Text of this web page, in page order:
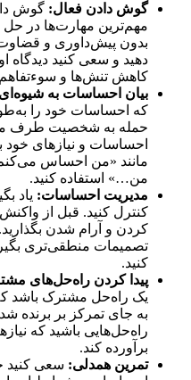
گوش دادن فعال: گوش
مهم‌ترین مهارت‌ها در
بدون پیش‌داوری و
دهید و سعی کنید دیدگاه
کاهش تنش‌ها و
بیان احساسات به
که احساسات خود را
حمله به شخصیت طرف
احساسات و نیازهای خود
مانند «من احساس
من…» استفاده کنید.
مدیریت احساسات: یاد
کنترل کنید. قبل از
کردن و آرام شدن
تصمیمات منطقی‌تری
کنید.
پیدا کردن راه‌حل‌های
یک راه‌حل مشترک باشد
به جای تمرکز بر برنده
راه‌حل‌هایی باشید که
برآورده کند.
تمرین همدلی: سعی کنید